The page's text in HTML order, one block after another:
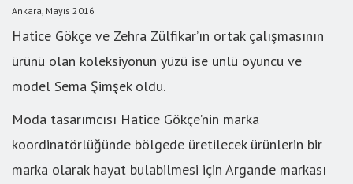
Ankara, Mayıs 2016
Hatice Gökçe ve Zehra Zülfikar’ın ortak çalışmasının
ürünü olan koleksiyonun yüzü ise ünlü oyuncu ve
model Sema Şimşek oldu.
Moda tasarımcısı Hatice Gökçe’nin marka
koordinatörlüğünde bölgede üretilecek ürünlerin bir
marka olarak hayat bulabilmesi için Argande markası